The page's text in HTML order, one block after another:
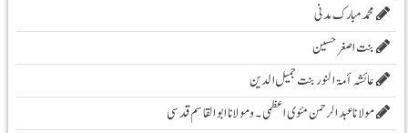
محمد مبارک مدنی
بنت اصغر حسین
عائشہ أمۃ النور بنت جمیل الدین
مولانا عبد الرحمن مئوی اعظمی ۔و مولانا ابوالقاسم قدسی